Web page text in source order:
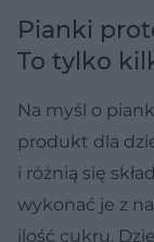
Pianki
To tylko
Na myśl o
produkt dla
i różnią się
wykonać je z
ilość cukru.